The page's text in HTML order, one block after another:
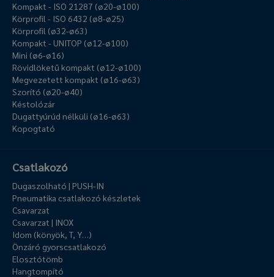
Kompakt - ISO 21287 (ø20-ø100)
Körprofil - ISO 6432 (ø8-ø25)
Körprofil (ø32-ø63)
Kompakt - UNITOP (ø12-ø100)
Mini (ø6-ø16)
Rövidlöketű kompakt (ø12-ø100)
Megvezetett kompakt (ø16-ø63)
Szorító (ø20-ø40)
Késtolózár
Dugattyúrúd nélküli (ø16-ø63)
Kopogtató
Csatlakozó
Dugaszolható | PUSH-IN
Pneumatika csatlakozó készletek
Csavarzat
Csavarzat | INOX
Idom (könyök, T, Y…)
Önzáró gyorscsatlakozó
Elosztótömb
Hangtompító